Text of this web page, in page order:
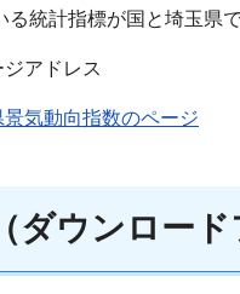
統計指標が国と埼玉県
アドレス
景気動向指数のページ
ダウンロード